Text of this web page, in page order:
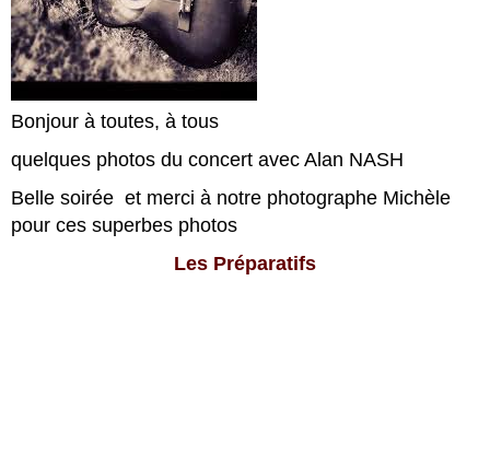
Bonjour à toutes, à tous
quelques photos du concert avec Alan NASH
Belle soirée et merci à notre photographe Michèle
pour ces superbes photos
Les Préparatifs